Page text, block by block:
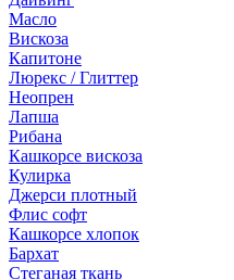
Масло
Вискоза
Капитоне
Люрекс / Глиттер
Неопрен
Лапша
Рибана
Кашкорсе вискоза
Кулирка
Джерси плотный
Флис софт
Кашкорсе хлопок
Бархат
Стеганая ткань